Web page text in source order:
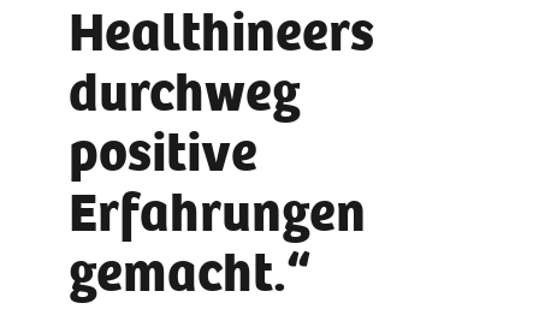
Healthineers
durchweg
positive
Erfahrungen
gemacht.